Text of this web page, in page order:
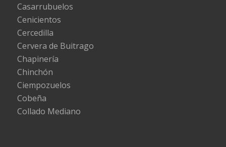
Casarrubuelos
Cenicientos
Cercedilla
Cervera de Buitrago
Chapinería
Chinchón
Ciempozuelos
Cobeña
Collado Mediano